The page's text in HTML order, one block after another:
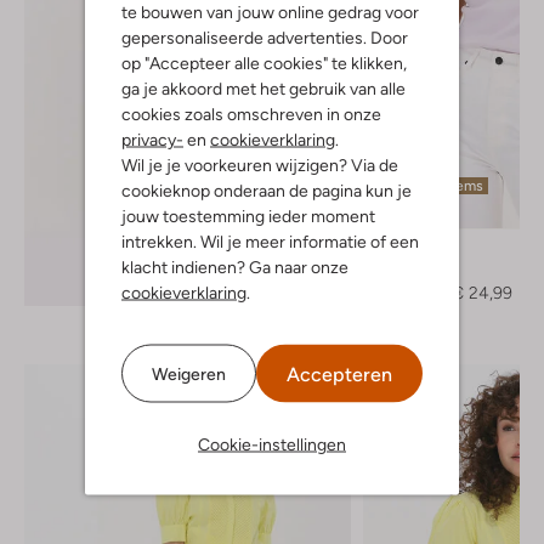
te bouwen van jouw online gedrag voor
gepersonaliseerde advertenties. Door
op "Accepteer alle cookies" te klikken,
ga je akkoord met het gebruik van alle
cookies zoals omschreven in onze
privacy- en cookieverklaring.
Wil je je voorkeuren wijzigen? Via de
cookieknop onderaan de pagina kun je
jouw toestemming ieder moment
intrekken. Wil je meer informatie of een
klacht indienen? Ga naar onze
cookieverklaring.
Weigeren Accepteren
Cookie-instellingen
Ontdek de look
Laatste items
Josh V
€ 24,99